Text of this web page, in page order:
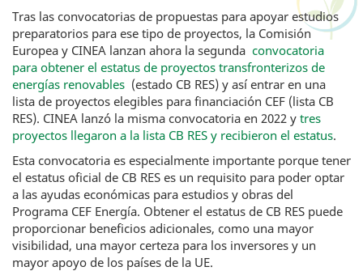
Tras las convocatorias de propuestas para apoyar estudios
preparatorios para ese tipo de proyectos, la Comisión
Europea y CINEA lanzan ahora la segunda convocatoria
para obtener el estatus de proyectos transfronterizos de
energías renovables (estado CB RES) y así entrar en una
lista de proyectos elegibles para financiación CEF (lista CB
RES). CINEA lanzó la misma convocatoria en 2022 y tres
proyectos llegaron a la lista CB RES y recibieron el estatus.
Esta convocatoria es especialmente importante porque tener
el estatus oficial de CB RES es un requisito para poder optar
a las ayudas económicas para estudios y obras del
Programa CEF Energía. Obtener el estatus de CB RES puede
proporcionar beneficios adicionales, como una mayor
visibilidad, una mayor certeza para los inversores y un
mayor apoyo de los países de la UE.